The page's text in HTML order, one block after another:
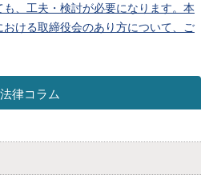
、工夫・検討が必要になります。本
ける取締役会のあり方について、ご
法律コラム